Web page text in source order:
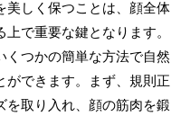
美しく保つことは、顔全体
で重要な鍵となります。
くつかの簡単な方法で自然
ができます。まず、規則正
を取り入れ、顔の筋肉を鍛